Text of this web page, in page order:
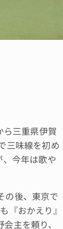
三重県伊賀
三味線を初め
今年は歌や
の後、東京で
『おかえり』
主を頼り、